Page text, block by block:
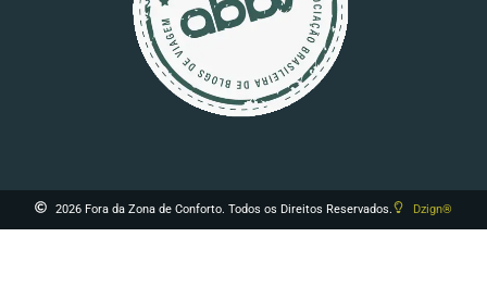
2026 Fora da Zona de Conforto. Todos os Direitos Reservados. Dzign®